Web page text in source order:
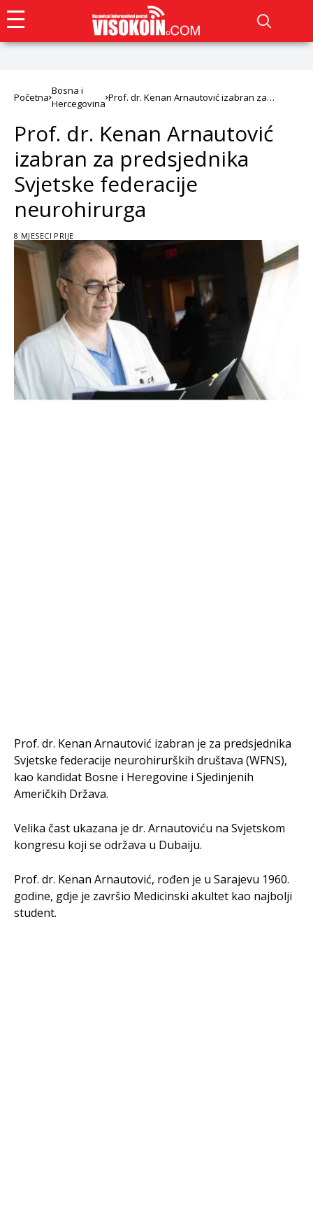
Početna
Bosna i
Hercegovina
Prof. dr. Kenan Arnautović izabran za
Prof. dr. Kenan Arnautović
izabran za predsjednika
Svjetske federacije
neurohirurga
8 MJESECI PRIJE
Prof. dr. Kenan Arnautović izabran je za predsjednika
Svjetske federacije neurohirurških društava (WFNS),
kao kandidat Bosne i Heregovine i Sjedinjenih
Američkih Država.
Velika čast ukazana je dr. Arnautoviću na Svjetskom
kongresu koji se održava u Dubaiju.
Prof. dr. Kenan Arnautović, rođen je u Sarajevu 1960.
godine, gdje je završio Medicinski akultet kao najbolji
student.